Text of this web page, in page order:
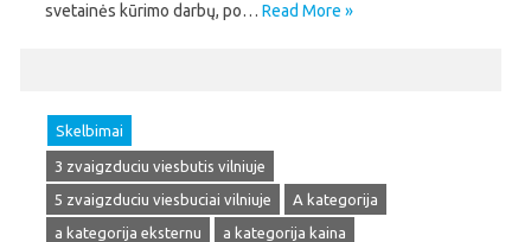
svetainės kūrimo darbų, po… Read More »
Skelbimai
3 zvaigzduciu viesbutis vilniuje
5 zvaigzduciu viesbuciai vilniuje
A kategorija
a kategorija eksternu
a kategorija kaina